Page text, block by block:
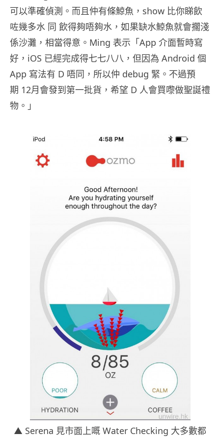
可以準確偵測。而且仲有條鯨魚，show 比你睇飲
咗幾多水 同 飲得夠唔夠水，如果缺水鯨魚就會擱淺
係沙灘，相當得意。Ming 表示「App 介面暫時寫
好，iOS 已經完成得七七八八，但因為 Android 個
App 寫法有 D 唔同，所以仲 debug 緊。不過預
期 12月會發到第一批貨，希望 D 人會買嚟做聖誕禮
物。」
▲ Serena 見市面上嘅 Water Checking 大多數都